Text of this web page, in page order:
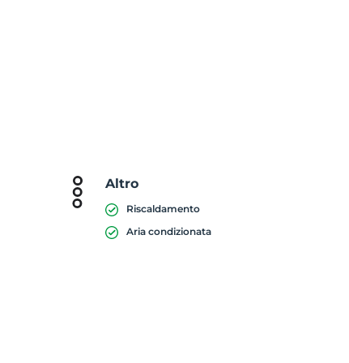
Altro
Riscaldamento
Aria condizionata